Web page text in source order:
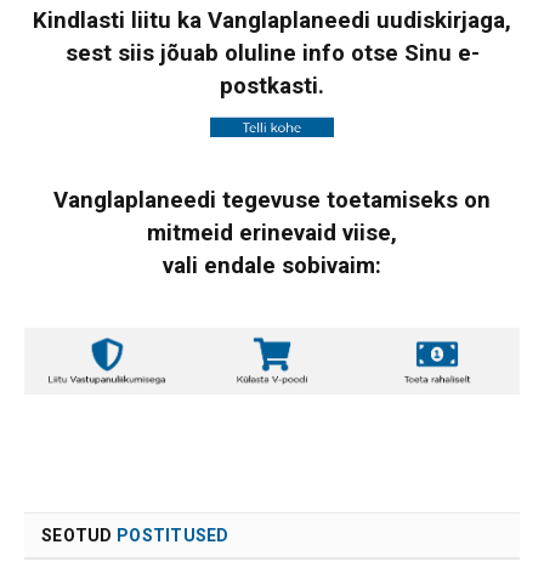
Kindlasti liitu ka Vanglaplaneedi uudiskirjaga,
sest siis jõuab oluline info otse Sinu e-
postkasti.
Vanglaplaneedi tegevuse toetamiseks on
mitmeid erinevaid viise,
vali endale sobivaim:
SEOTUD POSTITUSED